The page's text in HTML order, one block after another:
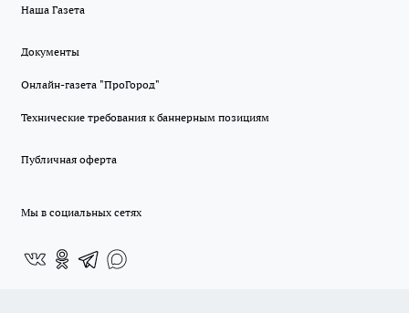
Наша Газета
Документы
Онлайн-газета "ПроГород"
Технические требования к баннерным позициям
Публичная оферта
Мы в социальных сетях